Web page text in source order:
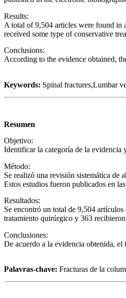
Results:
A total of 9,504 articles were found in
received some type of conservative
Conclusions:
According to the evidence obtained,
Keywords: Spinal fractures,Lumbar
Resumen
Objetivo:
Identificar la categoría de la evidencia
Método:
Se realizó una revisión sistemática de
Estos estudios fueron publicados en
Resultados:
Se encontró un total de 9,504
tratamiento quirúrgico y 363
Conclusiones:
De acuerdo a la evidencia obtenida,
Palavras-chave: Fracturas de la